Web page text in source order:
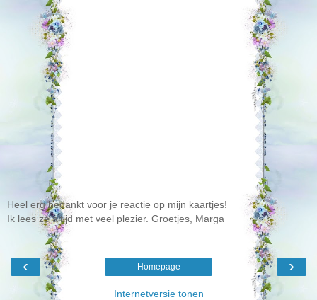
Heel erg bedankt voor je reactie op mijn kaartjes!
Ik lees ze altijd met veel plezier. Groetjes, Marga
‹ ›
Homepage
Internetversie tonen